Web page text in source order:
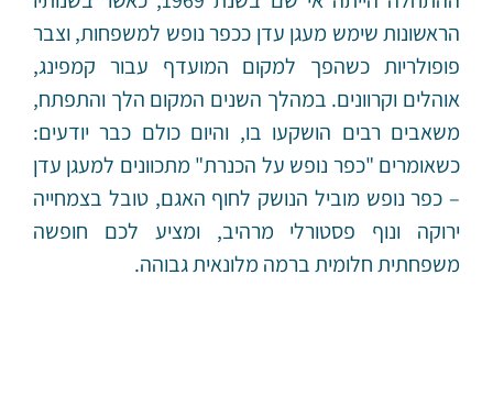
הראשונות שימש מעגן עדן ככפר נופש למשפחות, וצבר
פופולריות כשהפך למקום המועדף עבור קמפינג,
אוהלים וקרוונים. במהלך השנים המקום הלך והתפתח,
משאבים רבים הושקעו בו, והיום כולם כבר יודעים:
כשאומרים "כפר נופש על הכנרת" מתכוונים למעגן עדן
– כפר נופש מוביל הנושק לחוף האגם, טובל בצמחייה
ירוקה ונוף פסטורלי מרהיב, ומציע לכם חופשה
משפחתית חלומית ברמה מלונאית גבוהה.